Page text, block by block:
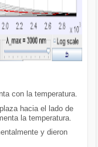
con la temperatura.
hacia el lado de
la temperatura.
y dieron